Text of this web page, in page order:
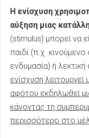
Η ενίσχυση
αύξηση μιας
(stimulus) μπορεί να
παιδί (π.χ. κινούμενο
ενδυμασία) ή
ενίσχυση
αφότου εκδηλωθεί
κάνοντας τη
περισσότερο στο